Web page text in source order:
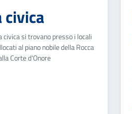
civica
civica si trovano presso i locali
al piano nobile della Rocca
Corte d'Onore